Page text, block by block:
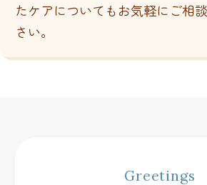
たケアについてもお気軽にご相
さい。